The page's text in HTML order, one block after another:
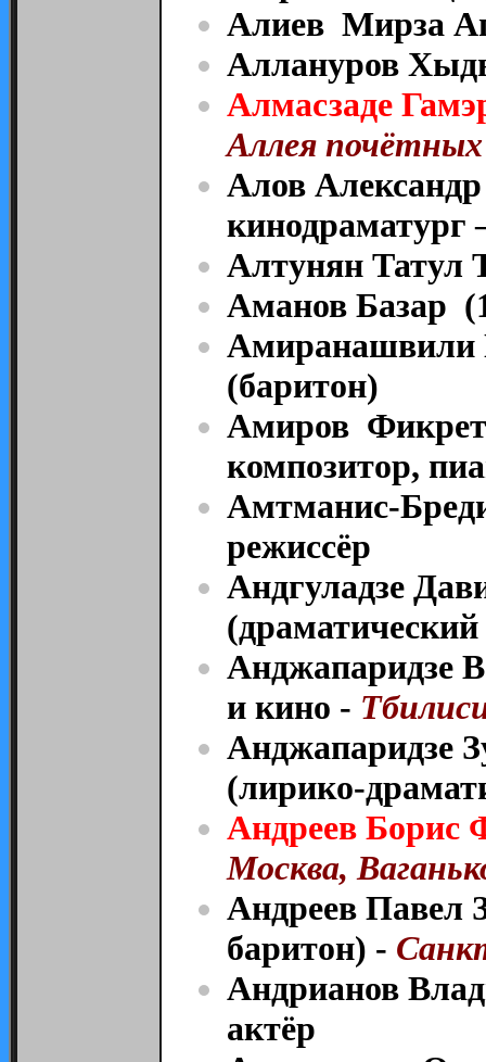
Алиев Мирза
Аллануров
Алмасзаде
Аллея почётных
Алов
кинодраматург
Алтунян Татул
Аманов Базар
Амиранашвили
(баритон)
Амиров
композитор,
Амтманис-
режиссёр
Андгуладзе
(драматический
Анджапаридзе
и кино -
Анджапаридзе
(лирико-
Андреев Борис
Москва,
Андреев Павел
баритон) -
Андрианов
актёр